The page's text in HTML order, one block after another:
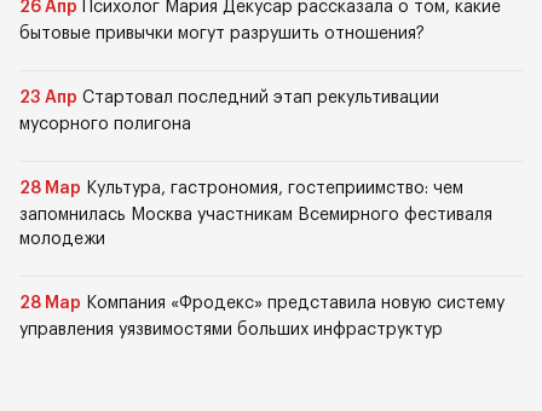
26 Апр
Психолог Мария Декусар рассказала о том, какие
бытовые привычки могут разрушить отношения?
23 Апр Стартовал последний этап рекультивации
мусорного полигона
28 Мар Культура, гастрономия, гостеприимство: чем
запомнилась Москва участникам Всемирного фестиваля
молодежи
28 Мар Компания «Фродекс» представила новую систему
управления уязвимостями больших инфраструктур